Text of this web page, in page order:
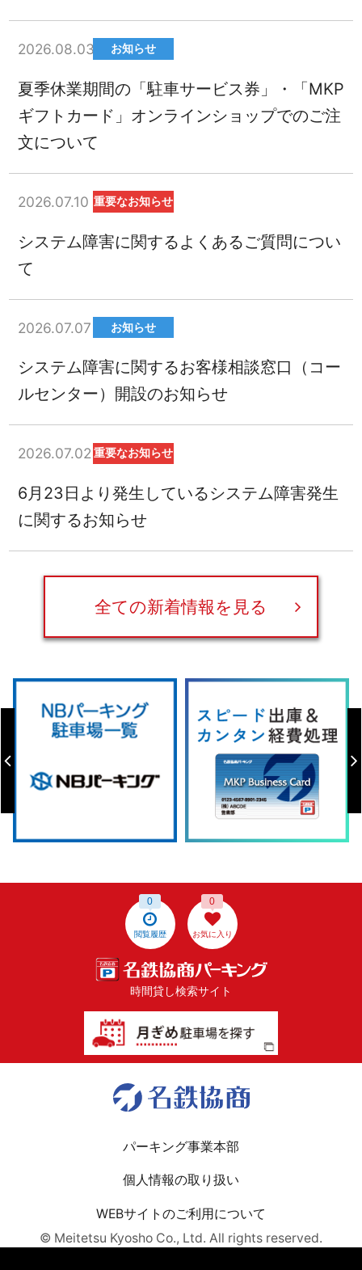
2026.08.03 お知らせ
夏季休業期間の「駐車サービス券」・「MKP
ギフトカード」オンラインショップでのご注
文について
2026.07.10 重要なお知らせ
システム障害に関するよくあるご質問につい
て
2026.07.07 お知らせ
システム障害に関するお客様相談窓口（コー
ルセンター）開設のお知らせ
2026.07.02 重要なお知らせ
6月23日より発生しているシステム障害発生
に関するお知らせ
全ての新着情報を見る
閲覧履歴
0
お気に入り
0
時間貸し検索サイト
パーキング事業本部
個人情報の取り扱い
WEBサイトのご利用について
© Meitetsu Kyosho Co., Ltd. All rights reserved.